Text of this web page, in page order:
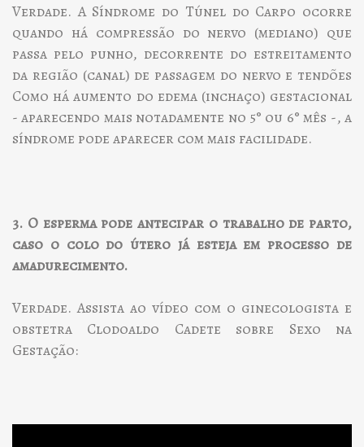
Verdade. A Síndrome do Túnel do Carpo ocorre
quando há compressão do nervo (mediano) que
passa pelo punho, decorrente do estreitamento
da região (canal) de passagem do nervo e tendões
Como há aumento do edema (inchaço) gestacional
- aparecendo mais notadamente no 5° ou 6° mês -, a
síndrome pode aparecer com mais facilidade.
3. O esperma pode antecipar o trabalho de parto,
caso o colo do útero já esteja em processo de
amadurecimento.
Verdade. Assista ao vídeo com o ginecologista e
obstetra Clodoaldo Cadete sobre Sexo na
Gestação: